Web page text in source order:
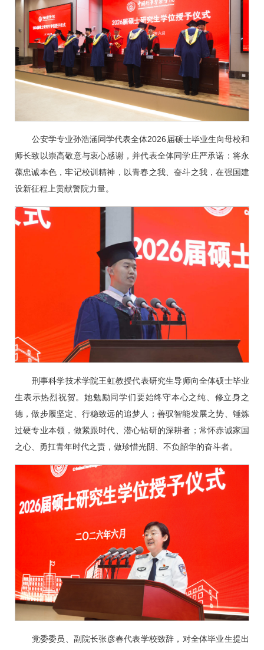
公安学专业孙浩涵同学代表全体2026届硕士毕业生向母校和
师长致以崇高敬意与衷心感谢，并代表全体同学庄严承诺：将永
葆忠诚本色，牢记校训精神，以青春之我、奋斗之我，在强国建
设新征程上贡献警院力量。
刑事科学技术学院王虹教授代表研究生导师向全体硕士毕业
生表示热烈祝贺。她勉励同学们要始终守本心之纯、修立身之
德，做步履坚定、行稳致远的追梦人；善驭智能发展之势、锤炼
过硬专业本领，做紧跟时代、潜心钻研的深耕者；常怀赤诚家国
之心、勇扛青年时代之责，做珍惜光阴、不负韶华的奋斗者。
党委委员、副院长张彦春代表学校致辞，对全体毕业生提出